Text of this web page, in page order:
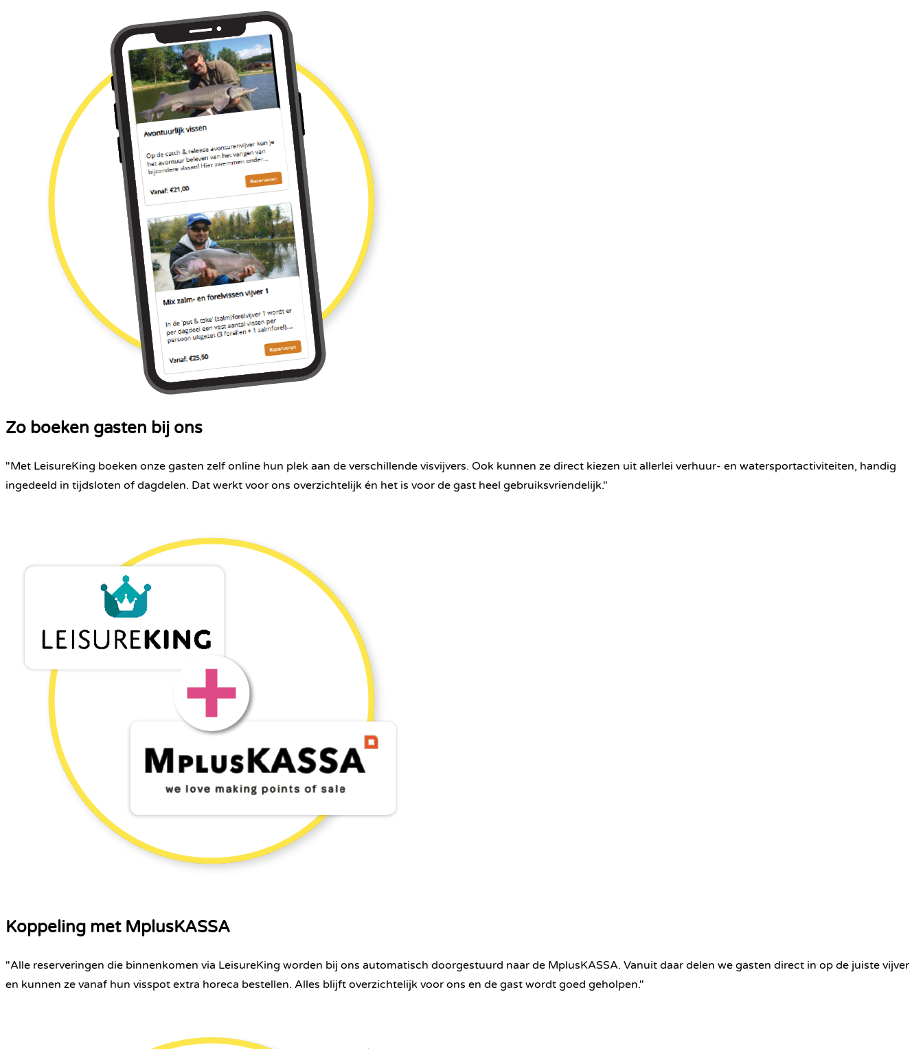
Zo boeken gasten bij ons
"Met LeisureKing boeken onze gasten zelf online hun plek aan de verschillende visvijvers. Ook kunnen ze direct kiezen uit allerlei verhuur- en watersportactiviteiten, handig
ingedeeld in tijdsloten of dagdelen. Dat werkt voor ons overzichtelijk én het is voor de gast heel gebruiksvriendelijk."
Koppeling met MplusKASSA
"Alle reserveringen die binnenkomen via LeisureKing worden bij ons automatisch doorgestuurd naar de MplusKASSA. Vanuit daar delen we gasten direct in op de juiste vijver
en kunnen ze vanaf hun visspot extra horeca bestellen. Alles blijft overzichtelijk voor ons en de gast wordt goed geholpen."